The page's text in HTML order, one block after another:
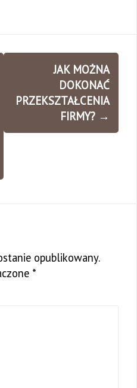
JAK MOŻNA
DOKONAĆ
PRZEKSZTAŁCENIA
FIRMY? →
opublikowany.
*